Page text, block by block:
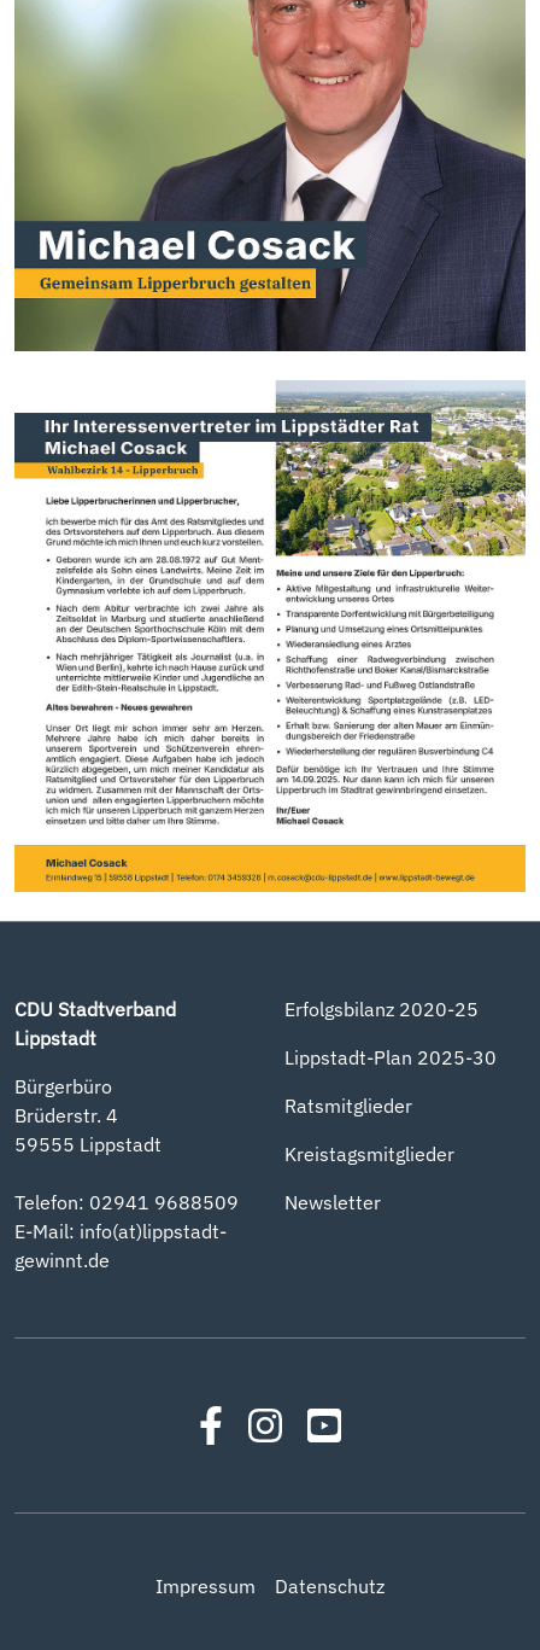
CDU Stadtverband
Lippstadt
Bürgerbüro
Brüderstr. 4
59555 Lippstadt
Telefon: 02941 9688509
E-Mail: info(at)lippstadt-
gewinnt.de
Erfolgsbilanz 2020-25
Lippstadt-Plan 2025-30
Ratsmitglieder
Kreistagsmitglieder
Newsletter
Impressum Datenschutz